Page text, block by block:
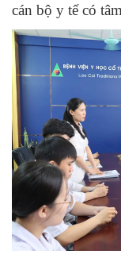
cán bộ y tế có